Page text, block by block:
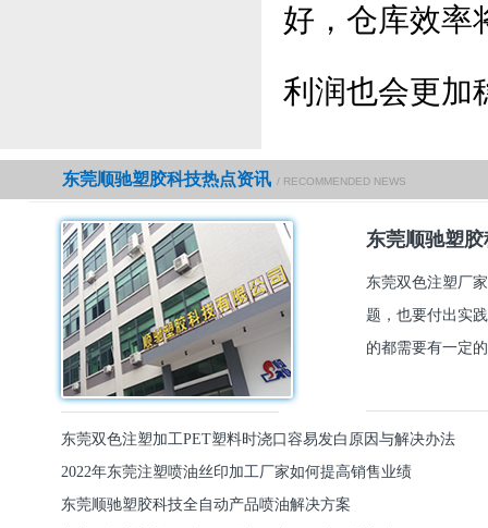
好，仓库效率
利润也会更加
东莞顺驰塑胶科技热点资讯 / RECOMMENDED NEWS
东莞顺驰塑
东莞双色注塑厂
题，也要付出实
的都需要有一定
东莞双色注塑加工PET塑料时浇口容易发白原因与解决办法
2022年东莞注塑喷油丝印加工厂家如何提高销售业绩
东莞顺驰塑胶科技全自动产品喷油解决方案